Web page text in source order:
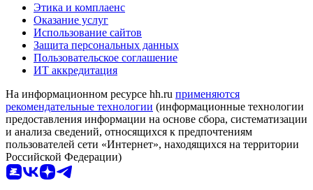
Этика и комплаенс
Оказание услуг
Использование сайтов
Защита персональных данных
Пользовательское соглашение
ИТ аккредитация
На информационном ресурсе hh.ru применяются
рекомендательные технологии (информационные технологии
предоставления информации на основе сбора, систематизации
и анализа сведений, относящихся к предпочтениям
пользователей сети «Интернет», находящихся на территории
Российской Федерации)